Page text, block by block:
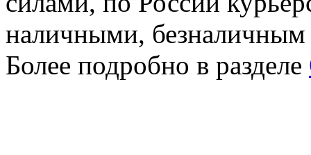
наличными,
Более подробно в разделе